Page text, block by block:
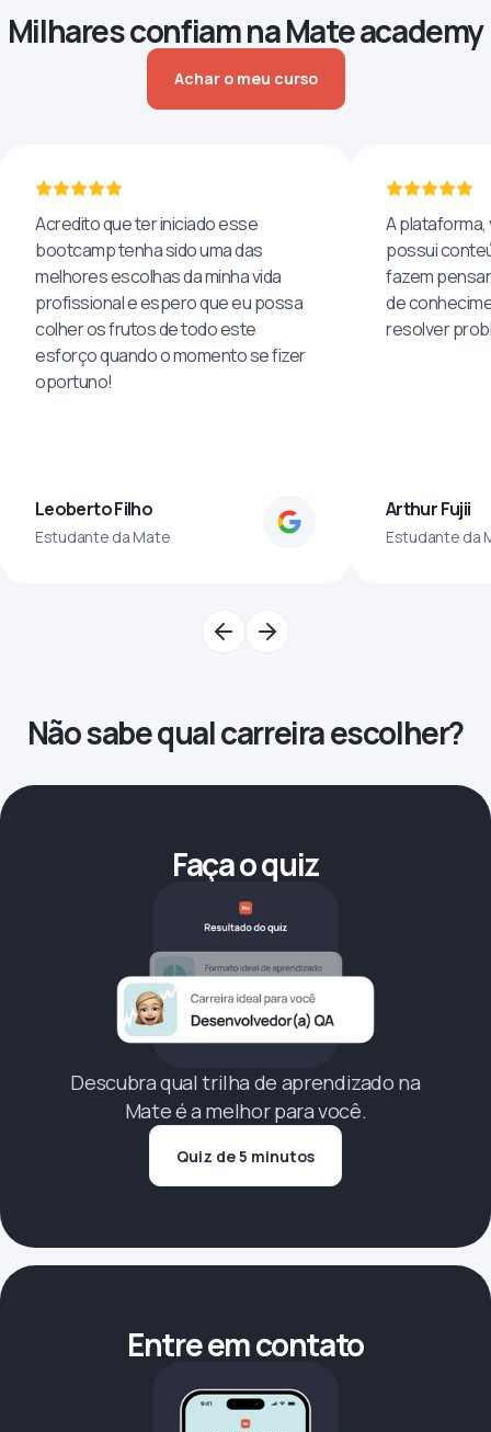
Milhares confiam na Mate academy
Achar o meu curso
Acredito que ter iniciado esse
bootcamp tenha sido uma das
melhores escolhas da minha vida
profissional e espero que eu possa
colher os frutos de todo este
esforço quando o momento se fizer
oportuno!
Leoberto Filho
Estudante da Mate
A plataforma,
possui
fazem
de
resolver
Arthur Fujii
Estudante da
Não sabe qual carreira escolher?
Faça o quiz
Descubra qual trilha de aprendizado na
Mate é a melhor para você.
Quiz de 5 minutos
Entre em contato